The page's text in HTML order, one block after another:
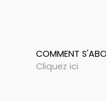
COMMENT
Cliquez ici